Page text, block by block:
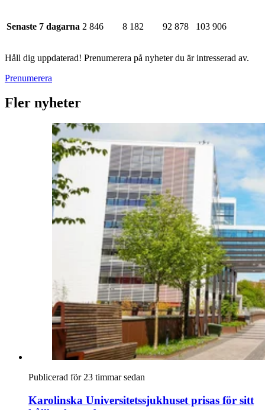
Senaste 7 dagarna 2 846 8 182 92 878 103 906
Håll dig uppdaterad! Prenumerera på nyheter du är intresserad av.
Prenumerera
Fler nyheter
Publicerad för 23 timmar sedan
Karolinska Universitetssjukhuset prisas för sitt